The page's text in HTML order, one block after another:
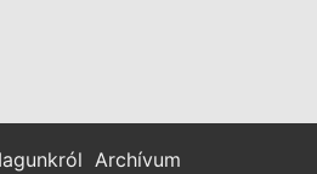
Archívum